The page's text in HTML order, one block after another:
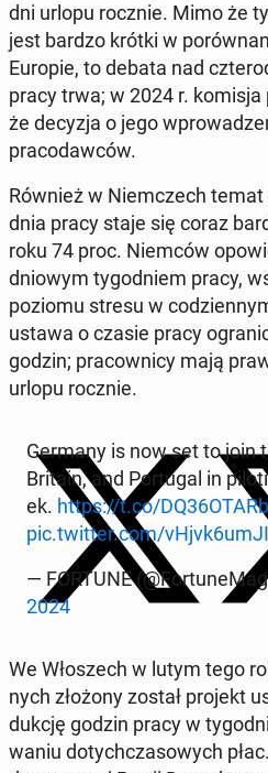
dni urlopu rocznie. Mimo że
jest bardzo krótki w
Europie, to debata nad
pracy trwa; w 2024 r. komisja
że decyzja o jego
pra­co­daw­ców.
Również w Niem­czech
dnia pracy staje się coraz
roku 74 proc. Niemców
dnio­wym ty­go­dniem pracy,
poziomu stresu w
ustawa o czasie pracy
godzin; pra­cow­ni­cy mają
urlopu rocznie.
Germany is now set to join
Britain, and Por­tu­gal in
ek. https://t.co/
pic.twitter.com/vHjvk6umJI
— FORTUNE
2024
We Wło­szech w lutym tego
nych złożony został projekt
duk­cję godzin pracy w
wa­niu do­tych­cza­so­wych